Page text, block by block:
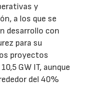
y
a los que se
desarrollo con
para su
proyectos
GW IT, aunque
del 40%